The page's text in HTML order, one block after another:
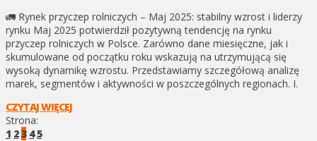
🚛 Rynek przyczep rolniczych – Maj 2025: stabilny wzrost i liderzy
rynku Maj 2025 potwierdził pozytywną tendencję na rynku
przyczep rolniczych w Polsce. Zarówno dane miesięczne, jak i
skumulowane od początku roku wskazują na utrzymującą się
wysoką dynamikę wzrostu. Przedstawiamy szczegółową analizę
marek, segmentów i aktywności w poszczególnych regionach. I.
CZYTAJ WIĘCEJ
Strona:
1 2 3 4 5